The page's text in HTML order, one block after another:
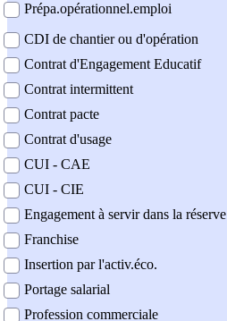
Prépa.opérationnel.emploi
CDI de chantier ou d'opération
Contrat d'Engagement Educatif
Contrat intermittent
Contrat pacte
Contrat d'usage
CUI - CAE
CUI - CIE
Engagement à servir dans la réserve
Franchise
Insertion par l'activ.éco.
Portage salarial
Profession commerciale